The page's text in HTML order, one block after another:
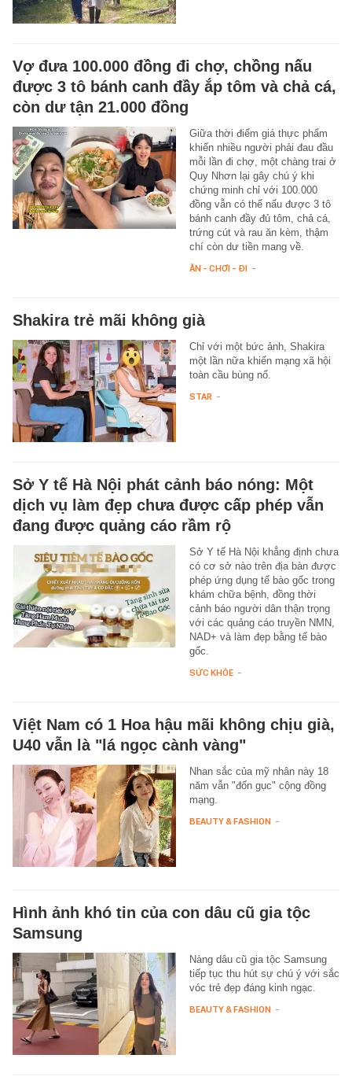
Vợ đưa 100.000 đồng đi chợ, chồng nấu
được 3 tô bánh canh đầy ắp tôm và chả cá,
còn dư tận 21.000 đồng
Giữa thời điểm giá thực phẩm
khiến nhiều người phải đau đầu
mỗi lần đi chợ, một chàng trai ở
Quy Nhơn lại gây chú ý khi
chứng minh chỉ với 100.000
đồng vẫn có thể nấu được 3 tô
bánh canh đầy đủ tôm, chả cá,
trứng cút và rau ăn kèm, thậm
chí còn dư tiền mang về.
ĂN - CHƠI - ĐI -
Shakira trẻ mãi không già
Chỉ với một bức ảnh, Shakira
một lần nữa khiến mạng xã hội
toàn cầu bùng nổ.
STAR -
Sở Y tế Hà Nội phát cảnh báo nóng: Một
dịch vụ làm đẹp chưa được cấp phép vẫn
đang được quảng cáo rầm rộ
Sở Y tế Hà Nội khẳng định chưa
có cơ sở nào trên địa bàn được
phép ứng dụng tế bào gốc trong
khám chữa bệnh, đồng thời
cảnh báo người dân thận trọng
với các quảng cáo truyền NMN,
NAD+ và làm đẹp bằng tế bào
gốc.
SỨC KHỎE -
Việt Nam có 1 Hoa hậu mãi không chịu già,
U40 vẫn là "lá ngọc cành vàng"
Nhan sắc của mỹ nhân này 18
năm vẫn "đốn gục" cộng đồng
mạng.
BEAUTY & FASHION -
Hình ảnh khó tin của con dâu cũ gia tộc
Samsung
Nàng dâu cũ gia tộc Samsung
tiếp tục thu hút sự chú ý với sắc
vóc trẻ đẹp đáng kinh ngạc.
BEAUTY & FASHION -